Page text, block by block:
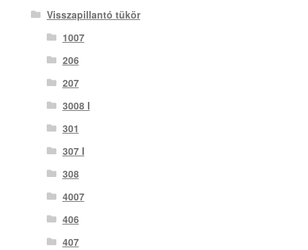
Visszapillantó tükör
1007
206
207
3008 I
301
307 I
308
4007
406
407